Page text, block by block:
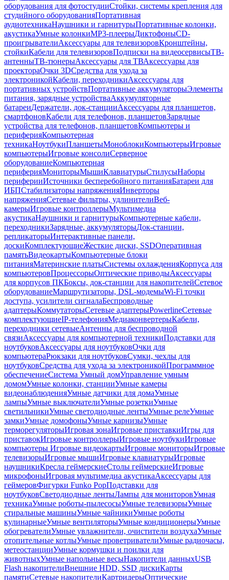
оборудования для фотостудииСтойки, системы крепления для
студийного оборудованияПортативная
аудиотехникаНаушники и гарнитурыПортативные колонки,
акустикаУмные колонкиMP3-плеерыДиктофоныCD-
проигрывателиАксессуары для телевизоровКронштейны,
стойкиКабели для телевизоровПодписки на видеосервисыТВ-
антенныТВ-тюнерыАксессуары для ТВАксессуары для
проектораОчки 3DСредства для ухода за
электроникойКабели, переходникиАксессуары для
портативных устройствПортативные аккумуляторыЭлементы
питания, зарядные устройстваАккумуляторные
батареиДержатели, док-станцииАксессуары для планшетов,
смартфоновКабели для телефонов, планшетовЗарядные
устройства для телефонов, планшетовКомпьютеры и
периферияКомпьютерная
техникаНоутбукиПланшетыМоноблокиКомпьютерыИгровые
компьютерыИгровые консолиСерверное
оборудованиеКомпьютерная
периферияМониторыМышиКлавиатурыСтилусыНаборы
периферииИсточники бесперебойного питанияБатареи для
ИБПСтабилизаторы напряженияИнверторы
напряженияСетевые фильтры, удлинителиВеб-
камерыИгровые контроллерыМультимедиа
акустикаНаушники и гарнитурыКомпьютерные кабели,
переходникиЗарядные, аккумуляторыДок-станции,
репликаторыИнтерактивные панели,
доскиКомплектующиеЖесткие диски, SSDОперативная
памятьВидеокартыКомпьютерные блоки
питанияМатеринские платыСистемы охлажденияКорпуса для
компьютеровПроцессорыОптические приводыАксессуары
для корпусов ПКБоксы, док-станции для накопителейСетевое
оборудованиеМаршрутизаторы, DSL-модемыWi-Fi точки
доступа, усилители сигналаБеспроводные
адаптерыКоммутаторыСетевые адаптерыPowerlineСетевые
комплектующиеIP-телефонияМедиаконвертерыКабели,
переходники сетевыеАнтенны для беспроводной
связиАксессуары для компьютерной техникиПодставки для
ноутбуковАксессуары для ноутбуковОчки для
компьютераРюкзаки для ноутбуковСумки, чехлы для
ноутбуковСредства для ухода за электроникойПрограммное
обеспечениеСистема Умный домУправление умным
домомУмные колонки, станцииУмные камеры
видеонаблюденияУмные датчики для домаУмные
лампыУмные выключателиУмные розеткиУмные
светильникиУмные светодиодные лентыУмные релеУмные
замкиУмные домофоныУмные карнизыУмные
терморегуляторыИгровая зонаИгровые приставкиИгры для
приставокИгровые контроллерыИгровые ноутбукиИгровые
компьютеры Игровые видеокартыИгровые мониторыИгровые
телевизорыИгровые мышиИгровые клавиатурыИгровые
наушникиКресла геймерскиеСтолы геймерскиеИгровые
микрофоныИгровая мультимедиа акустикаАксессуары для
геймеровФигурки Funko PopПодставки для
ноутбуковСветодиодные лентыЛампы для мониторовУмная
техникаУмные роботы-пылесосыУмные телевизорыУмные
стиральные машиныУмные чайникиУмные роботы
кулинарныеУмные вентиляторыУмные кондиционерыУмные
обогревателиУмные увлажнители, очистители воздухаУмные
отопительные котлыУмные проветривателиУмные радиочасы,
метеостанцииУмные кормушки и поилки для
животныхУмные напольные весыНакопители данныхUSB
Flash накопителиВнешние HDD, SSD дискиКарты
памятиСетевые накопителиКартридерыОптические